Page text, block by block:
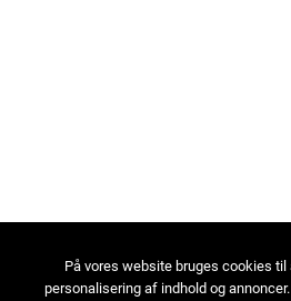
På vores website bruges cookies
personalisering af indhold og